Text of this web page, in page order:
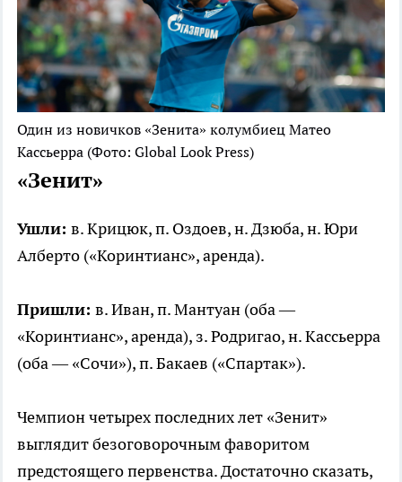
Один из новичков «Зенита» колумбиец Матео
Кассьерра (Фото: Global Look Press)
«Зенит»
Ушли: в. Крицюк, п. Оздоев, н. Дзюба, н. Юри
Алберто («Коринтианс», аренда).
Пришли: в. Иван, п. Мантуан (оба —
«Коринтианс», аренда), з. Родригао, н. Кассьерра
(оба — «Сочи»), п. Бакаев («Спартак»).
Чемпион четырех последних лет «Зенит»
выглядит безоговорочным фаворитом
предстоящего первенства. Достаточно сказать,